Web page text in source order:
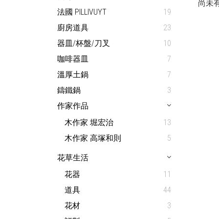
法國 PILLIVUYT
19
廚房道具
23
器皿/杯盤/刀叉
10
咖啡器皿
7
溫厚土鍋
7
鑄鐵鍋
3
作家作品
木作家 堀宏治
13
木作家 高塚和則
5
花草生活
花器
11
道具
44
花材
3
尚未